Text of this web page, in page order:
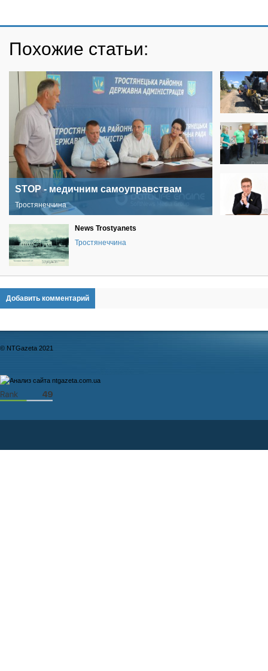
Похожие статьи:
STOP - медичним самоуправствам
Тростянеччина
News Trostyanets
Тростянеччина
Добавить комментарий
© NTGazeta 2021